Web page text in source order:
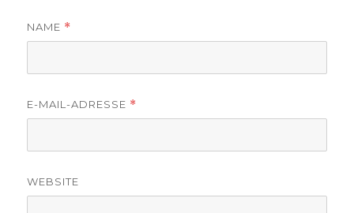
NAME *
E-MAIL-ADRESSE *
WEBSITE